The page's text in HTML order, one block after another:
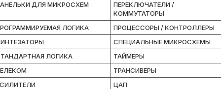
ДЛЯ МИКРОСХЕМ
ПЕРЕКЛЮЧАТЕЛИ /
КОММУТАТОРЫ
ЛОГИКА
ПРОЦЕССОРЫ / КОНТРОЛЛЕРЫ
СПЕЦИАЛЬНЫЕ МИКРОСХЕМЫ
ЛОГИКА
ТАЙМЕРЫ
ТРАНСИВЕРЫ
ЦАП